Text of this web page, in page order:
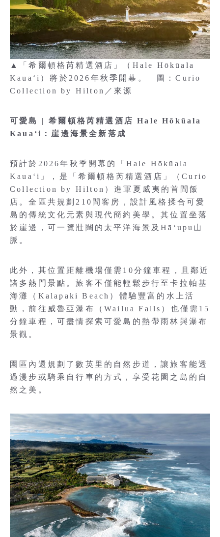
▲「希爾頓格芮精選酒店」（Hale Hōkūala
Kauaʻi）將於2026年秋季開幕。 圖：Curio
Collection by Hilton／來源
可愛島 | 希爾頓格芮精選酒店 Hale Hōkūala
Kauaʻi：崖邊海景全新落成
預計於2026年秋季開幕的「Hale Hōkūala
Kauaʻi」，是「希爾頓格芮精選酒店」（Curio
Collection by Hilton）進軍夏威夷的首間飯
店。全區共規劃210間客房，設計風格揉合可愛
島的傳統文化元素與現代簡約美學。其位置坐落
於崖邊，可一覽壯闊的太平洋海景及Hāʻupu山
脈。
此外，其位置距離機場僅需10分鐘車程，且鄰近
諸多熱門景點。旅客不僅能輕鬆步行至卡拉帕基
海灘（Kalapaki Beach）體驗豐富的水上活
動，前往威魯亞瀑布（Wailua Falls）也僅需15
分鐘車程，可盡情探索可愛島的熱帶雨林與瀑布
景觀。
園區內還規劃了數英里的自然步道，讓旅客能透
過漫步或騎乘自行車的方式，享受花園之島的自
然之美。